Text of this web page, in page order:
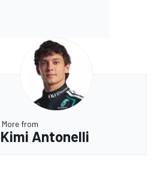
More from
Antonelli